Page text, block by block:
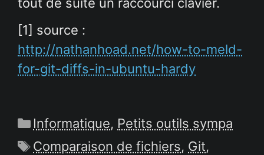
[1] source :
http://nathanhoad.net/how-to-meld-
for-git-diffs-in-ubuntu-hardy
Catégories
Informatique, Petits outils sympa
Étiquettes
Comparaison de fichiers, Git,